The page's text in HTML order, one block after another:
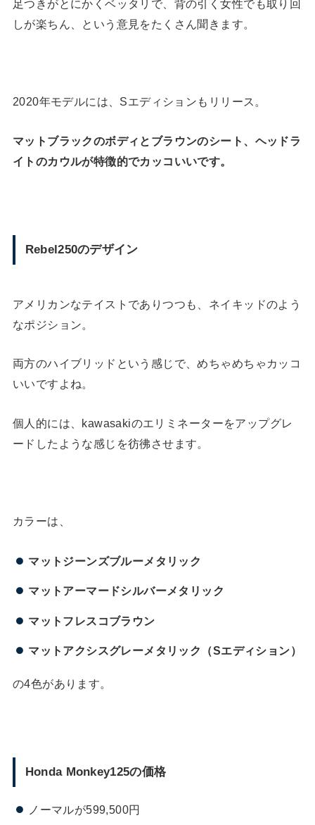
足つきがとにかくベッタリで、背の引く女性でも取り回
しが楽ちん、という意見をたくさん聞きます。
2020年モデルには、Sエディションもリリース。
マットブラックのボディとブラウンのシート、ヘッドラ
イトのカウルが特徴的でカッコいいです。
Rebel250のデザイン
アメリカンなテイストでありつつも、ネイキッドのよう
なポジション。
両方のハイブリッドという感じで、めちゃめちゃカッコ
いいですよね。
個人的には、kawasakiのエリミネーターをアップグレ
ードしたような感じを彷彿させます。
カラーは、
マットジーンズブルーメタリック
マットアーマードシルバーメタリック
マットフレスコブラウン
マットアクシスグレーメタリック（Sエディション）
の4色があります。
Honda Monkey125の価格
ノーマルが599,500円